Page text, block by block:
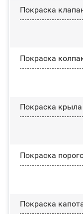
Покраска
Покраска
Покраска
Покраска
Покраска